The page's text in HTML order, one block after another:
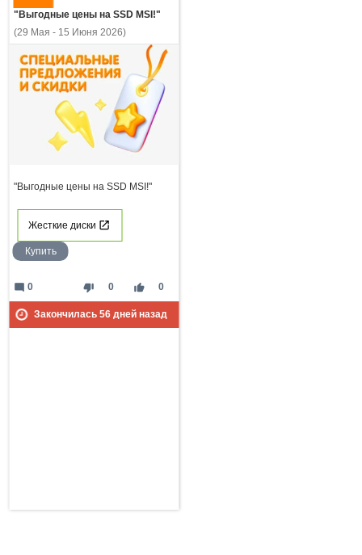
"Выгодные цены на SSD MSI!"
(29 Мая - 15 Июня 2026)
"Выгодные цены на SSD MSI!"
Жесткие диски
Купить
thumb_down 0 thumb_up 0
mode_comment 0
Закончилась 56дней назад